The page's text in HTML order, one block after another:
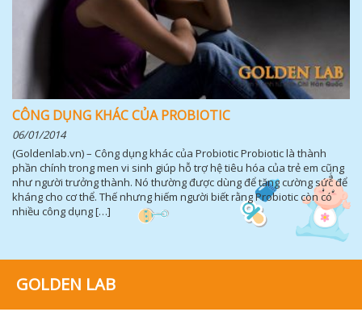
CÔNG DỤNG KHÁC CỦA PROBIOTIC
06/01/2014
(Goldenlab.vn) – Công dụng khác của Probiotic Probiotic là thành
phần chính trong men vi sinh giúp hỗ trợ hệ tiêu hóa của trẻ em cũng
như người trưởng thành. Nó thường được dùng để tăng cường sức để
kháng cho cơ thể. Thế nhưng hiếm người biết rằng Probiotic còn có
nhiều công dụng […]
GOLDEN LAB